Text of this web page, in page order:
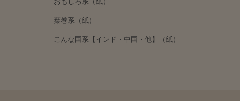
葉巻系（紙）
こんな国系【インド・中国・他】（紙）